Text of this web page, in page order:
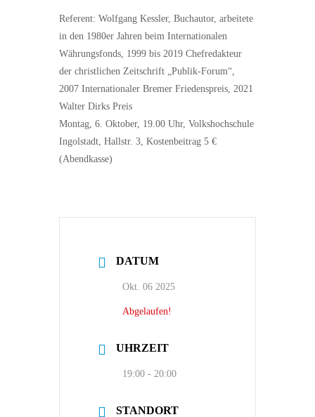
Referent: Wolfgang Kessler, Buchautor, arbeitete
in den 1980er Jahren beim Internationalen
Währungsfonds, 1999 bis 2019 Chefredakteur
der christlichen Zeitschrift „Publik-Forum“,
2007 Internationaler Bremer Friedenspreis, 2021
Walter Dirks Preis
Montag, 6. Oktober, 19.00 Uhr, Volkshochschule
Ingolstadt, Hallstr. 3, Kostenbeitrag 5 €
(Abendkasse)
DATUM
Okt. 06 2025
Abgelaufen!
UHRZEIT
19:00 - 20:00
STANDORT